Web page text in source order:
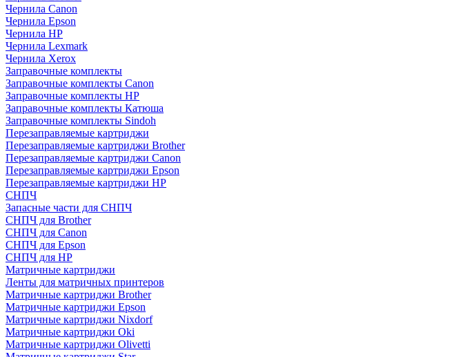
Чернила Canon
Чернила Epson
Чернила HP
Чернила Lexmark
Чернила Xerox
Заправочные комплекты
Заправочные комплекты Canon
Заправочные комплекты HP
Заправочные комплекты Катюша
Заправочные комплекты Sindoh
Перезаправляемые картриджи
Перезаправляемые картриджи Brother
Перезаправляемые картриджи Canon
Перезаправляемые картриджи Epson
Перезаправляемые картриджи HP
СНПЧ
Запасные части для СНПЧ
СНПЧ для Brother
СНПЧ для Canon
СНПЧ для Epson
СНПЧ для HP
Матричные картриджи
Ленты для матричных принтеров
Матричные картриджи Brother
Матричные картриджи Epson
Матричные картриджи Nixdorf
Матричные картриджи Oki
Матричные картриджи Olivetti